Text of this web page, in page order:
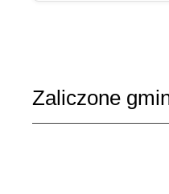
Zaliczone